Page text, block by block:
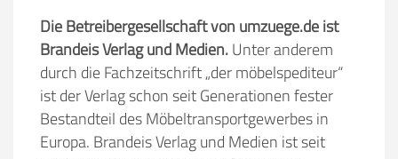
Die Betreibergesellschaft von umzuege.de ist
Brandeis Verlag und Medien.Unter anderem
durch die Fachzeitschrift „der möbelspediteur“
ist der Verlag schon seit Generationen fester
Bestandteil des Möbeltransportgewerbes in
Europa. Brandeis Verlag und Medien ist seit